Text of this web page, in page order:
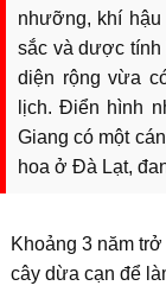
nhưỡng, khí
sắc và dược tính
diện rộng vừa
lịch. Điển hình
Giang có một
hoa ở Đà Lạt,
Khoảng 3 năm
cây dừa cạn để